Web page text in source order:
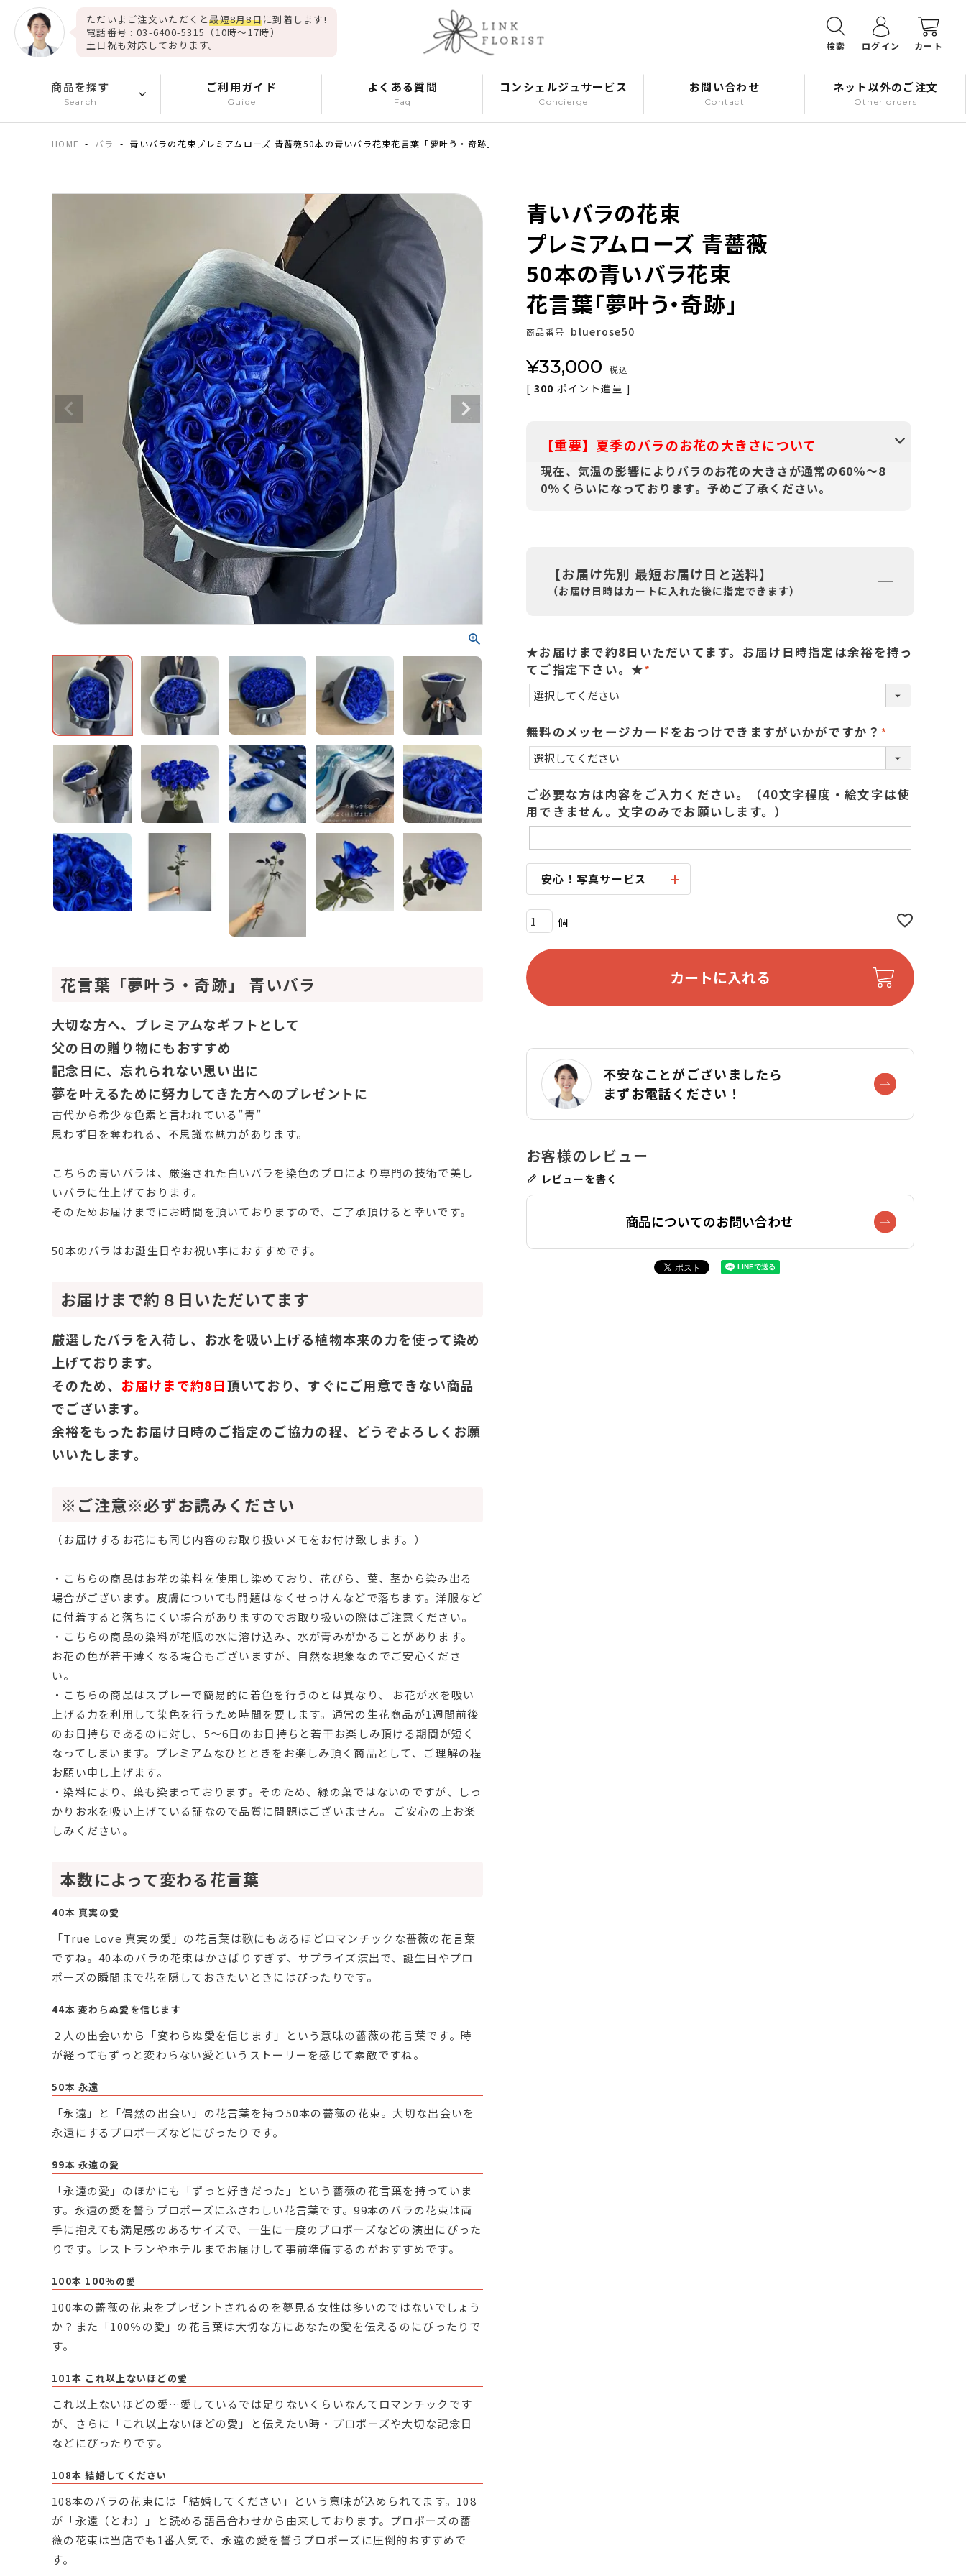
検索 ログイン カート
ただいまご注文いただくと最短8月8日に到着します!
電話番号 : 03-6400-5315（10時～17時）
土日祝も対応しております。
商品を探す
Search
ご利用ガイド
Guide
よくある質問
Faq
コンシェルジュサービス
Concierge
お問い合わせ
Contact
ネット以外のご注文
Other orders
HOME バラ 青いバラの花束プレミアムローズ 青薔薇50本の青いバラ花束花言葉「夢叶う・奇跡」
花言葉「夢叶う・奇跡」 青いバラ
大切な方へ、プレミアムなギフトとして
父の日の贈り物にもおすすめ
記念日に、忘れられない思い出に
夢を叶えるために努力してきた方へのプレゼントに
古代から希少な色素と言われている”青”
思わず目を奪われる、不思議な魅力があります。
こちらの青いバラは、厳選された白いバラを染色のプロにより専門の技術で美し
いバラに仕上げております。
そのためお届けまでにお時間を頂いておりますので、ご了承頂けると幸いです。
50本のバラはお誕生日やお祝い事におすすめです。
お届けまで約８日いただいてます
厳選したバラを入荷し、お水を吸い上げる植物本来の力を使って染め
上げております。
そのため、 お届けまで約8日頂いており、すぐにご用意できない商品
でございます。
余裕をもったお届け日時のご指定のご協力の程、どうぞよろしくお願
いいたします。
※ご注意※必ずお読みください
（お届けするお花にも同じ内容のお取り扱いメモをお付け致します。）
・こちらの商品はお花の染料を使用し染めており、花びら、葉、茎から染み出る
場合がございます。皮膚についても問題はなくせっけんなどで落ちます。洋服など
に付着すると落ちにくい場合がありますのでお取り扱いの際はご注意ください。
・こちらの商品の染料が花瓶の水に溶け込み、水が青みがかることがあります。
お花の色が若干薄くなる場合もございますが、自然な現象なのでご安心くださ
い。
・こちらの商品はスプレーで簡易的に着色を行うのとは異なり、 お花が水を吸い
上げる力を利用して染色を行うため時間を要します。通常の生花商品が1週間前後
のお日持ちであるのに対し、5～6日のお日持ちと若干お楽しみ頂ける期間が短く
なってしまいます。プレミアムなひとときをお楽しみ頂く商品として、ご理解の程
お願い申し上げます。
・染料により、葉も染まっております。そのため、緑の葉ではないのですが、しっ
かりお水を吸い上げている証なので品質に問題はございません。 ご安心の上お楽
しみください。
本数によって変わる花言葉
40本 真実の愛
「True Love 真実の愛」の花言葉は歌にもあるほどロマンチックな薔薇の花言葉
ですね。40本のバラの花束はかさばりすぎず、サプライズ演出で、誕生日やプロ
ポーズの瞬間まで花を隠しておきたいときにはぴったりです。
44本 変わらぬ愛を信じます
２人の出会いから「変わらぬ愛を信じます」という意味の薔薇の花言葉です。時
が経ってもずっと変わらない愛というストーリーを感じて素敵ですね。
50本 永遠
「永遠」と「偶然の出会い」の花言葉を持つ50本の薔薇の花束。大切な出会いを
永遠にするプロポーズなどにぴったりです。
99本 永遠の愛
「永遠の愛」のほかにも「ずっと好きだった」という薔薇の花言葉を持っていま
す。永遠の愛を誓うプロポーズにふさわしい花言葉です。99本のバラの花束は両
手に抱えても満足感のあるサイズで、一生に一度のプロポーズなどの演出にぴった
りです。レストランやホテルまでお届けして事前準備するのがおすすめです。
100本 100%の愛
100本の薔薇の花束をプレゼントされるのを夢見る女性は多いのではないでしょう
か？また「100％の愛」の花言葉は大切な方にあなたの愛を伝えるのにぴったりで
す。
101本 これ以上ないほどの愛
これ以上ないほどの愛…愛しているでは足りないくらいなんてロマンチックです
が、さらに「これ以上ないほどの愛」と伝えたい時・プロポーズや大切な記念日
などにぴったりです。
108本 結婚してください
108本のバラの花束には「結婚してください」という意味が込められてます。108
が「永遠（とわ）」と読める語呂合わせから由来しております。プロポーズの薔
薇の花束は当店でも1番人気で、永遠の愛を誓うプロポーズに圧倒的おすすめで
す。
青いバラの花束
プレミアムローズ 青薔薇
50本の青いバラ花束
花言葉「夢叶う・奇跡」
商品番号 bluerose50
¥33,000 税込
[ 300 ポイント進呈 ]
【重要】夏季のバラのお花の大きさについて
現在、気温の影響によりバラのお花の大きさが通常の60％～8
0％くらいになっております。予めご了承ください。
【お届け先別 最短お届け日と送料】
（お届け日時はカートに入れた後に指定できます）
★お届けまで約8日いただいてます。お届け日時指定は余裕を持っ
てご指定下さい。★
(
)
無料のメッセージカードをおつけできますがいかがですか？
(
)
ご必要な方は内容をご入力ください。（40文字程度・絵文字は使
用できません。文字のみでお願いします。）
安心！写真サービス
カートに入れる
不安なことがございましたら
まずお電話ください！
レビューを書く
商品についてのお問い合わせ